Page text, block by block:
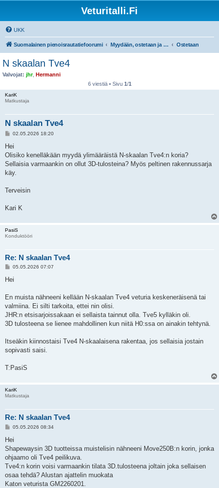
Veturitalli.Fi
UKK
Suomalainen pienoisrautatiefoorumi Myydään, ostetaan ja vaihdetaan Ostetaan
N skaalan Tve4
Valvojat: jhr, Hermanni
6 viestiä • Sivu 1/1
KariK
Matkustaja
N skaalan Tve4
V
e
t
i
02.05.2026 18:20
Hei
Olisiko kenelläkään myydä ylimääräistä N-skaalan Tve4:n koria?
Sellaisia varmaankin on ollut 3D-tulosteina? Myös peltinen rakennussarja
käy.
Terveisin
Kari K
PasiS
Konduktööri
Re: N skaalan Tve4
V
e
i
05.05.2026 07:07
Hei
En muista nähneeni kellään N-skaalan Tve4 veturia keskeneräisenä tai
valmiina. Ei silti tarkoita, ettei nin olisi.
JHR:n etsisarjoissakaan ei sellaista tainnut olla. Tve5 kylläkin oli.
3D tulosteena se lienee mahdollinen kun niitä H0:ssa on ainakin tehtynä.
Itseäkin kiinnostaisi Tve4 N-skaalaisena rakentaa, jos sellaisia jostain
sopivasti saisi.
T:PasiS
KariK
Matkustaja
Re: N skaalan Tve4
V
e
t
i
05.05.2026 08:34
Hei
Shapewaysin 3D tuotteissa muistelisin nähneeni Move250B:n korin, jonka
ohjaamo oli Tve4 peilikuva.
Tve4:n korin voisi varmaankin tilata 3D.tulosteena joltain joka sellaisen
osaa tehdä? Alustan ajattelin muokata
Katon veturista GM2260201.